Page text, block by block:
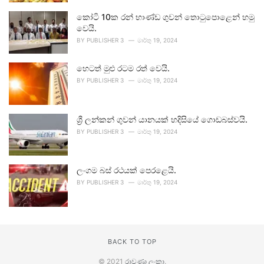
කෝටි 10ක රන් භාණ්ඩ ගුවන් තොටුපොළෙන් හමු
වෙයි.
BY PUBLISHER 3 මාර්තු 19, 2024
හෙටත් මුළු රටම රත් වෙයි.
BY PUBLISHER 3 මාර්තු 19, 2024
ශ්‍රී ලන්කන් ගුවන් යානයක් හදිසියේ ගොඩබස්වයි.
BY PUBLISHER 3 මාර්තු 19, 2024
ලංගම බස් රථයක් පෙරළෙයි.
BY PUBLISHER 3 මාර්තු 19, 2024
BACK TO TOP
© 2021 රාවණා ලංකා.